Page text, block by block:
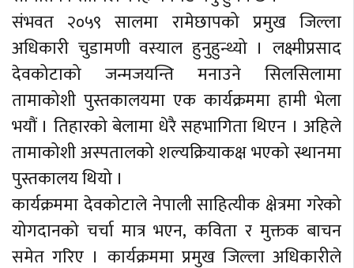
संभवत २०५९ सालमा रामेछापको प्रमुख जिल्ला
अधिकारी चुडामणी वस्याल हुनुहुन्थ्यो । लक्ष्मीप्रसाद
देवकोटाको जन्मजयन्ति मनाउने सिलसिलामा
तामाकोशी पुस्तकालयमा एक कार्यक्रममा हामी भेला
भयौं । तिहारको बेलामा धेरै सहभागिता थिएन । अहिले
तामाकोशी अस्पतालको शल्यक्रियाकक्ष भएको स्थानमा
पुस्तकालय थियो ।
कार्यक्रममा देवकोटाले नेपाली साहित्यीक क्षेत्रमा गरेको
योगदानको चर्चा मात्र भएन, कविता र मुक्तक बाचन
समेत गरिए । कार्यक्रममा प्रमुख जिल्ला अधिकारीले